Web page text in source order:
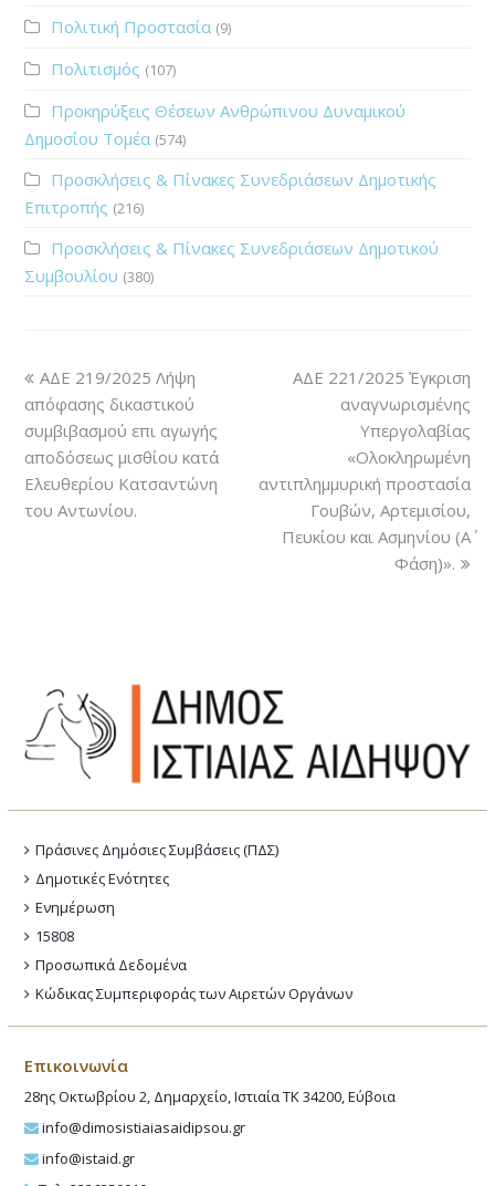
Πολιτική Προστασία (9)
Πολιτισμός (107)
Προκηρύξεις Θέσεων Ανθρώπινου Δυναμικού
Δημοσίου Τομέα (574)
Προσκλήσεις & Πίνακες Συνεδριάσεων Δημοτικής
Επιτροπής (216)
Προσκλήσεις & Πίνακες Συνεδριάσεων Δημοτικού
Συμβουλίου (380)
ΑΔΕ 219/2025 Λήψη
απόφασης δικαστικού
συμβιβασμού επι αγωγής
αποδόσεως μισθίου κατά
Ελευθερίου Κατσαντώνη
του Αντωνίου.
ΑΔΕ 221/2025 Έγκριση
αναγνωρισμένης
Υπεργολαβίας
«Ολοκληρωμένη
αντιπλημμυρική προστασία
Γουβών, Αρτεμισίου,
Πευκίου και Ασμηνίου (Α΄
Φάση)».
Πράσινες Δημόσιες Συμβάσεις (ΠΔΣ)
Δημοτικές Ενότητες
Ενημέρωση
15808
Προσωπικά Δεδομένα
Κώδικας Συμπεριφοράς των Αιρετών Οργάνων
Επικοινωνία
28ης Οκτωβρίου 2, Δημαρχείο, Ιστιαία ΤΚ 34200, Εύβοια
info@dimosistiaiasaidipsou.gr
info@istaid.gr